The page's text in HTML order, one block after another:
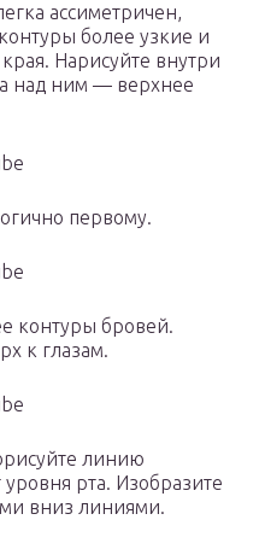
ассиметричен,
более узкие и
Нарисуйте внутри
а над ним — верхнее
первому.
контуры бровей.
к глазам.
линию
рта. Изобразите
вниз линиями.